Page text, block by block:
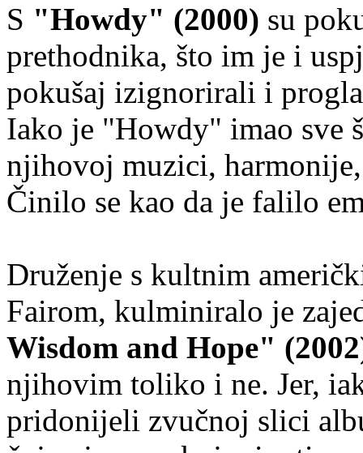
S "Howdy" (2000) su
prethodnika, što im je i
pokušaj izignorirali i
Iako je "Howdy" imao sve
njihovoj muzici,
Činilo se kao da je falilo
Druženje s kultnim
Fairom, kulminiralo je
Wisdom and Hope"
njihovim toliko i ne. Jer,
pridonijeli zvučnoj slici